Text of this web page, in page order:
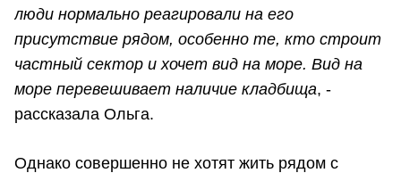
люди нормально реагировали на его
присутствие рядом, особенно те, кто строит
частный сектор и хочет вид на море. Вид на
море перевешивает наличие кладбища, -
рассказала Ольга.
Однако совершенно не хотят жить рядом с